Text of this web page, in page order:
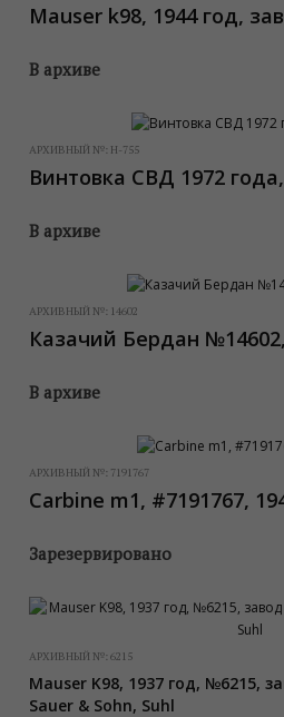
Mauser k98, 1944 год,
В архиве
АРХИВНЫЙ №: Н-755
Винтовка СВД 1972
В архиве
АРХИВНЫЙ №: 14602
Казачий Бердан
В архиве
АРХИВНЫЙ №: 7191767
Carbine m1, #7191767,
Зарезервировано
АРХИВНЫЙ №: 6215
Mauser K98, 1937 год, №6215,
Sauer & Sohn, Suhl